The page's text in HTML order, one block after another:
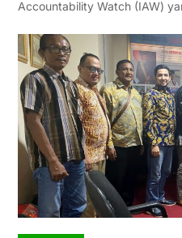
Accountability Watch (IAW)